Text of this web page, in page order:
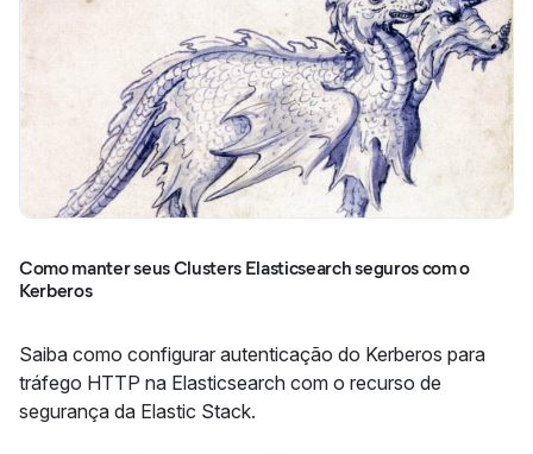
Como manter seus Clusters Elasticsearch seguros com o
Kerberos
Saiba como configurar autenticação do Kerberos para
tráfego HTTP na Elasticsearch com o recurso de
segurança da Elastic Stack.